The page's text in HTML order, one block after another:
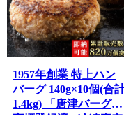
1957年創業 特上ハン
バーグ 140g×10個(合
1.4kg) 「唐津バーグ」